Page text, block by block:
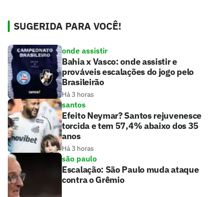
SUGERIDA PARA VOCÊ!
onde assistir
Bahia x Vasco: onde assistir e
prováveis escalações do jogo pelo
Brasileirão
Há 3 horas
santos
Efeito Neymar? Santos rejuvenesce
torcida e tem 57,4% abaixo dos 35
anos
Há 3 horas
são paulo
Escalação: São Paulo muda ataque
contra o Grêmio